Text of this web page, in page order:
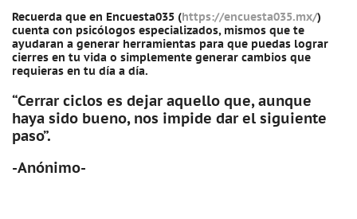
Recuerda que en Encuesta035 (https://encuesta035.mx/)
cuenta con psicólogos especializados, mismos que te
ayudaran a generar herramientas para que puedas lograr
cierres en tu vida o simplemente generar cambios que
requieras en tu día a día.
“Cerrar ciclos es dejar aquello que, aunque
haya sido bueno, nos impide dar el siguiente
paso”.
-Anónimo-